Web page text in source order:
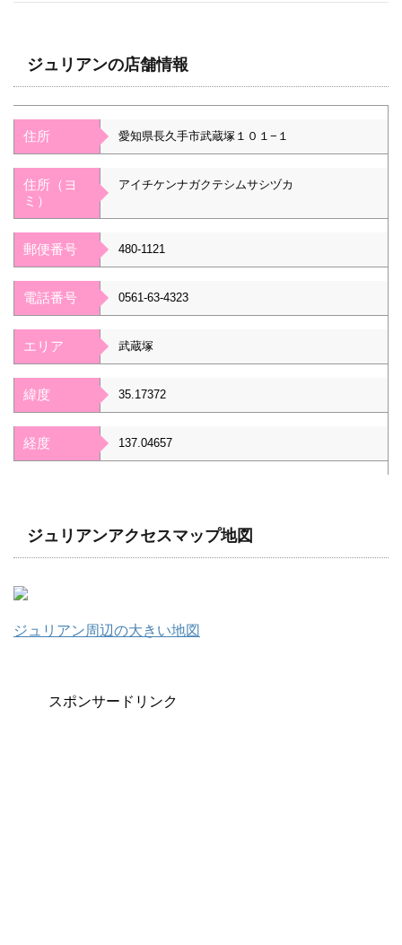
ジュリアンの店舗情報
住所 愛知県長久手市武蔵塚１０１−１
住所（ヨ
ミ）
アイチケンナガクテシムサシヅカ
郵便番号 480-1121
電話番号 0561-63-4323
エリア 武蔵塚
緯度 35.17372
経度 137.04657
ジュリアンアクセスマップ地図
ジュリアン周辺の大きい地図
スポンサードリンク